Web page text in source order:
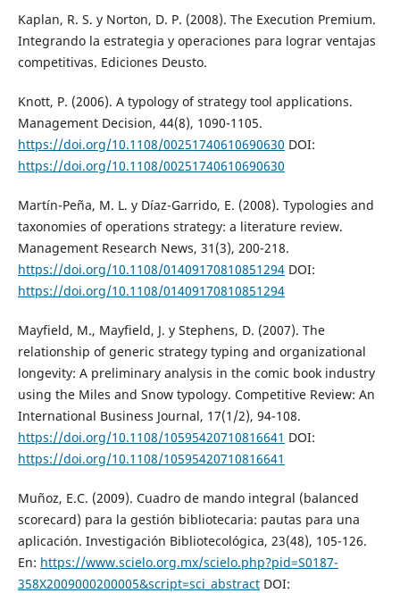
Kaplan, R. S. y Norton, D. P. (2008). The Execution Premium.
Integrando la estrategia y operaciones para lograr ventajas
competitivas. Ediciones Deusto.
Knott, P. (2006). A typology of strategy tool applications.
Management Decision, 44(8), 1090-1105.
https://doi.org/10.1108/00251740610690630 DOI:
https://doi.org/10.1108/00251740610690630
Martín-Peña, M. L. y Díaz-Garrido, E. (2008). Typologies and
taxonomies of operations strategy: a literature review.
Management Research News, 31(3), 200-218.
https://doi.org/10.1108/01409170810851294DOI:
https://doi.org/10.1108/01409170810851294
Mayfield, M., Mayfield, J. y Stephens, D. (2007). The
relationship of generic strategy typing and organizational
longevity: A preliminary analysis in the comic book industry
using the Miles and Snow typology. Competitive Review: An
International Business Journal, 17(1/2), 94-108.
https://doi.org/10.1108/10595420710816641 DOI:
https://doi.org/10.1108/10595420710816641
Muñoz, E.C. (2009). Cuadro de mando integral (balanced
scorecard) para la gestión bibliotecaria: pautas para una
aplicación. Investigación Bibliotecológica, 23(48), 105-126.
En: https://www.scielo.org.mx/scielo.php?pid=S0187-
358X2009000200005&script=sci_abstractDOI: